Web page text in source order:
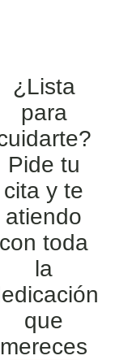
¿Lista
para
Pide tu
cita y te
atiendo
con toda
la
que
mereces